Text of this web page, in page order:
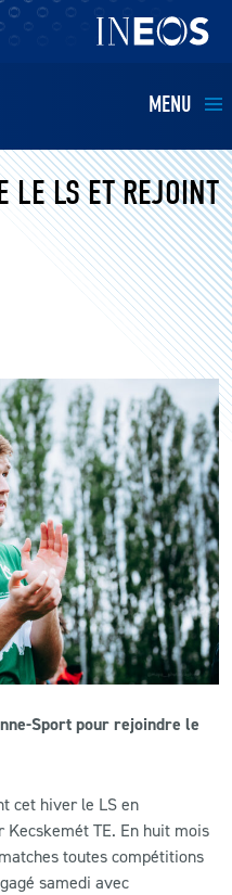
MENU
LE LS ET REJOINT
Sport pour rejoindre le
cet hiver le LS en
TE. En huit mois
toutes compétitions
samedi avec